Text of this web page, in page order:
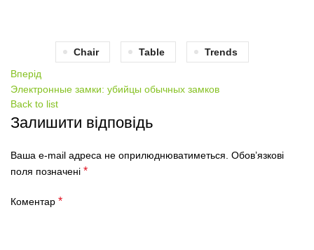
Chair Table
Trends
Вперід
Электронные замки: убийцы обычных замков
Back to list
Залишити відповідь
Ваша e-mail адреса не оприлюднюватиметься. Обов’язкові
поля позначені *
Коментар *